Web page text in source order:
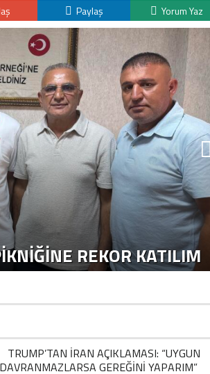
Paylaş Yorum Yaz
REKOR KATILIM